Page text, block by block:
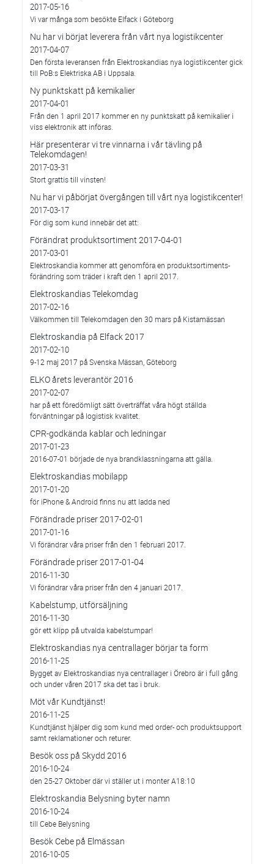
2017-05-16
Vi var många som besökte Elfack i Göteborg
Nu har vi börjat leverera från vårt nya logistikcenter
2017-04-07
Den första leveransen från Elektroskandias nya logistikcenter gick
till PoB:s Elektriska AB i Uppsala.
Ny punktskatt på kemikalier
2017-04-01
Från den 1 april 2017 kommer en ny punktskatt på kemikalier i
viss elektronik att införas.
Här presenterar vi tre vinnarna i vår tävling på
Telekomdagen!
2017-03-31
Stort grattis till vinsten!
Nu har vi påbörjat övergången till vårt nya logistikcenter!
2017-03-17
För dig som kund innebär det att:
Förändrat produktsortiment 2017-04-01
2017-03-01
Elektroskandia kommer att genomföra en produktsortiments-
förändring som träder i kraft den 1 april 2017.
Elektroskandias Telekomdag
2017-02-16
Välkommen till Telekomdagen den 30 mars på Kistamässan
Elektroskandia på Elfack 2017
2017-02-10
9-12 maj 2017 på Svenska Mässan, Göteborg
ELKO årets leverantör 2016
2017-02-07
har på ett föredömligt sätt överträffat våra högt ställda
förväntningar på logistisk kvalitet.
CPR-godkända kablar och ledningar
2017-01-23
2016-07-01 började de nya brandklassningarna att gälla.
Elektroskandias mobilapp
2017-01-20
för iPhone & Android finns nu att ladda ned
Förändrade priser 2017-02-01
2017-01-16
Vi förändrar våra priser från den 1 februari 2017.
Förändrade priser 2017-01-04
2016-11-30
Vi förändrar våra priser från den 4 januari 2017.
Kabelstump, utförsäljning
2016-11-30
gör ett klipp på utvalda kabelstumpar!
Elektroskandias nya centrallager börjar ta form
2016-11-25
Bygget av Elektroskandias nya centrallager i Örebro är i full gång
och under våren 2017 ska det tas i bruk.
Möt vår Kundtjänst!
2016-11-25
Kundtjänst hjälper dig som kund med order- och produktsupport
samt reklamationer och returer.
Besök oss på Skydd 2016
2016-10-24
den 25-27 Oktober där vi ställer ut i monter A18:10
Elektroskandia Belysning byter namn
2016-10-24
till Cebe Belysning
Besök Cebe på Elmässan
2016-10-05